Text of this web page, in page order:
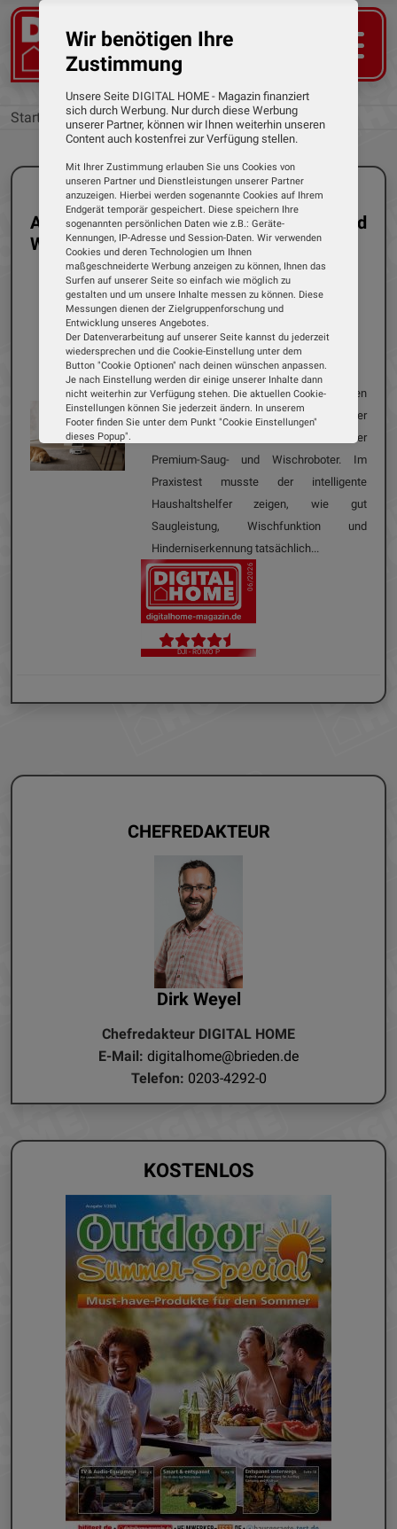
Startseite Kategorien
Alle Tests der Kategorie: Saug- und
Wischroboter
Einzeltest
10.06.2026
Dirk Weyel
DJI - ROMO P
DJI ist bislang vor allem für seine Drohnen
bekannt. Mit dem DJI ROMO P* betritt der
Hersteller nun auch den Markt der
Premium-Saug- und Wischroboter. Im
Praxistest musste der intelligente
Haushaltshelfer zeigen, wie gut
Saugleistung, Wischfunktion und
Hinderniserkennung tatsächlich...
06/2026
DJI - ROMO P
CHEFREDAKTEUR
Dirk Weyel
Chefredakteur DIGITAL HOME
E-Mail: digitalhome@brieden.de
Telefon: 0203-4292-0
KOSTENLOS
Wir benötigen Ihre
Zustimmung
Unsere Seite DIGITAL HOME - Magazin finanziert
sich durch Werbung. Nur durch diese Werbung
unserer Partner, können wir Ihnen weiterhin unseren
Content auch kostenfrei zur Verfügung stellen.
Mit Ihrer Zustimmung erlauben Sie uns Cookies von
unseren Partner und Dienstleistungen unserer Partner
anzuzeigen. Hierbei werden sogenannte Cookies auf Ihrem
Endgerät temporär gespeichert. Diese speichern Ihre
sogenannten persönlichen Daten wie z.B.: Geräte-
Kennungen, IP-Adresse und Session-Daten. Wir verwenden
Cookies und deren Technologien um Ihnen
maßgeschneiderte Werbung anzeigen zu können, Ihnen das
Surfen auf unserer Seite so einfach wie möglich zu
gestalten und um unsere Inhalte messen zu können. Diese
Messungen dienen der Zielgruppenforschung und
Entwicklung unseres Angebotes.
Der Datenverarbeitung auf unserer Seite kannst du jederzeit
wiedersprechen und die Cookie-Einstellung unter dem
Button "Cookie Optionen" nach deinen wünschen anpassen.
Je nach Einstellung werden dir einige unserer Inhalte dann
nicht weiterhin zur Verfügung stehen. Die aktuellen Cookie-
Einstellungen können Sie jederzeit ändern. In unserem
Footer finden Sie unter dem Punkt "Cookie Einstellungen"
dieses Popup".
Wir verwenden Cookies, um Ihnen die bestmögliche
Erfahrung auf unserer Website zu bieten. Erfahren Sie mehr
darüber, wie wir Cookies verwenden und wie Sie Ihre
Alle Cookies akzeptieren
Cookie Optionen
Impressum Datenschutz